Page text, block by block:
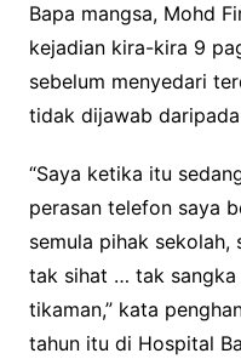
Bapa mangsa, Mohd
kejadian kira-kira 9
sebelum menyedari
tidak dijawab
“Saya ketika itu
perasan telefon saya
semula pihak sekolah,
tak sihat … tak sangka
tikaman,” kata
tahun itu di Hospital